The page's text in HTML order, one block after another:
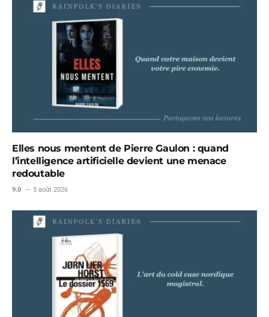
Elles nous mentent de Pierre Gaulon : quand
l’intelligence artificielle devient une menace
redoutable
9.0 5 août 2026